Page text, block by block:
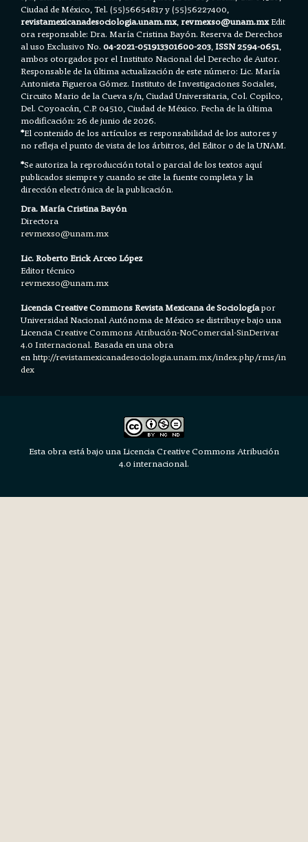
Ciudad de México, Tel. (55)56654817 y (55)56227400,
revistamexicanadesociologia.unam.mx,revmexso@unam.mxEdit
ora responsable: Dra. María Cristina Bayón. Reserva de Derechos
al uso Exclusivo No.04-2021-051913301600-203,ISSN 2594-0651,
ambos otorgados por el Instituto Nacional del Derecho de Autor.
Responsable de la última actualización de este número: Lic. María
Antonieta Figueroa Gómez. Instituto de Investigaciones Sociales,
Circuito Mario de la Cueva s/n, Ciudad Universitaria, Col. Copilco,
Del. Coyoacán, C.P. 04510, Ciudad de México. Fecha de la última
modificación: 26 de junio de 2026.
*El contenido de los artículos es responsabilidad de los autores y
no refleja el punto de vista de los árbitros, del Editor o de la UNAM.
*Se autoriza la reproducción total o parcial de los textos aquí
publicados siempre y cuando se cite la fuente completa y la
dirección electrónica de la publicación.
Dra. María Cristina Bayón
Directora
revmexso@unam.mx
Lic. Roberto Erick Arceo López
Editor técnico
revmexso@unam.mx
Licencia Creative Commons Revista Mexicana de Sociologíapor
Universidad Nacional Autónoma de México se distribuye bajo una
LicenciaCreative Commons Atribución-NoComercial-SinDerivar
4.0 Internacional.Basada en una obra
en http://revistamexicanadesociologia.unam.mx/index.php/rms/in
dex
Esta obra está bajo una Licencia Creative Commons Atribución
4.0 internacional.